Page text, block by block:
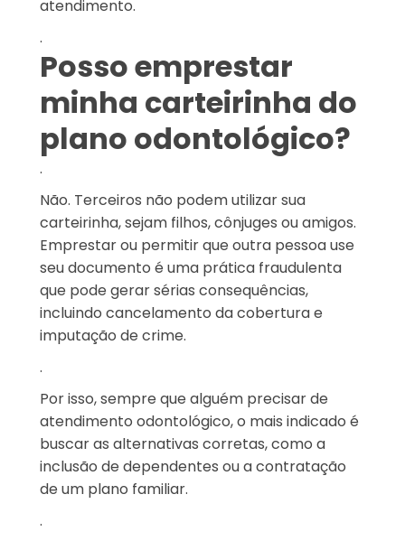
atendimento.
.
Posso emprestar
minha carteirinha do
plano odontológico?
.
Não. Terceiros não podem utilizar sua
carteirinha, sejam filhos, cônjuges ou amigos.
Emprestar ou permitir que outra pessoa use
seu documento é uma prática fraudulenta
que pode gerar sérias consequências,
incluindo cancelamento da cobertura e
imputação de crime.
.
Por isso, sempre que alguém precisar de
atendimento odontológico, o mais indicado é
buscar as alternativas corretas, como a
inclusão de dependentes ou a contratação
de um plano familiar.
.